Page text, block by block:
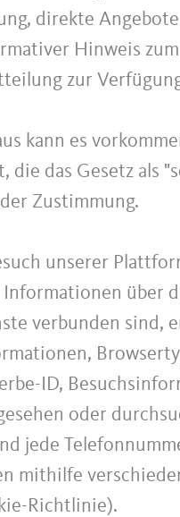
direkte
Hinweis
zur
kann es
die das Gesetz als
Zustimmung.
unserer
über
verbunden sind,
ID,
oder
jede
mithilfe
Richtlinie).